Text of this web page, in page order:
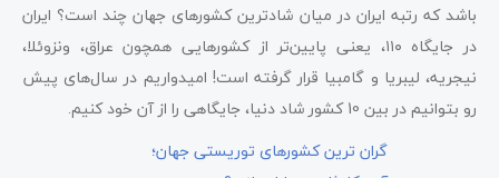
باشد که رتبه ایران در میان شادترین کشورهای جهان چند است؟ ایران
در جایگاه ۱۱۰، یعنی پایین‌تر از کشورهایی همچون عراق، ونزوئلا،
نیجریه، لیبریا و گامبیا قرار گرفته است! امیدواریم در سال‌های پیش
رو بتوانیم در بین 10 کشور شاد دنیا، جایگاهی را از آن خود کنیم.
گران ترین کشورهای توریستی جهان؛